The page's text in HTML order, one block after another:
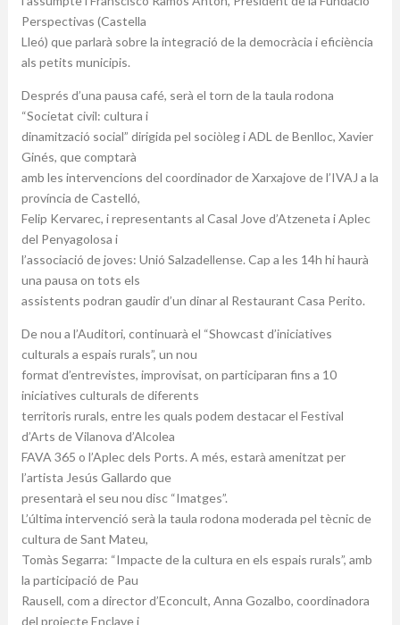
Perspectivas (Castella
Lleó) que parlarà sobre la integració de la democràcia i eficiència
als petits municipis.
Després d’una pausa café, serà el torn de la taula rodona
“Societat civil: cultura i
dinamització social” dirigida pel sociòleg i ADL de Benlloc, Xavier
Ginés, que comptarà
amb les intervencions del coordinador de Xarxajove de l’IVAJ a la
província de Castelló,
Felip Kervarec, i representants al Casal Jove d’Atzeneta i Aplec
del Penyagolosa i
l’associació de joves: Unió Salzadellense. Cap a les 14h hi haurà
una pausa on tots els
assistents podran gaudir d’un dinar al Restaurant Casa Perito.
De nou a l’Auditori, continuarà el “Showcast d’iniciatives
culturals a espais rurals”, un nou
format d’entrevistes, improvisat, on participaran fins a 10
iniciatives culturals de diferents
territoris rurals, entre les quals podem destacar el Festival
d’Arts de Vilanova d’Alcolea
FAVA 365 o l’Aplec dels Ports. A més, estarà amenitzat per
l’artista Jesús Gallardo que
presentarà el seu nou disc “Imatges”.
L’última intervenció serà la taula rodona moderada pel tècnic de
cultura de Sant Mateu,
Tomàs Segarra: “Impacte de la cultura en els espais rurals”, amb
la participació de Pau
Rausell, com a director d’Econcult, Anna Gozalbo, coordinadora
del projecte Enclave i